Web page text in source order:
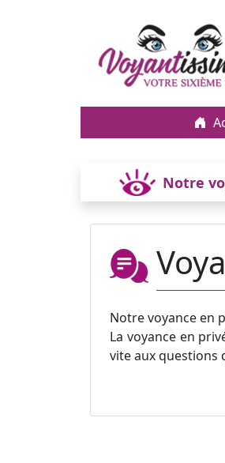
Notre
Notre voyance en
La voyance en
vite aux questions